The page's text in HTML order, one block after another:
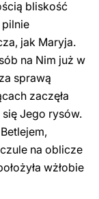
bliskość
pilnie
jak Maryja.
na Nim już w
sprawą
zaczęła
Jego rysów.
na oblicze
wżłobie